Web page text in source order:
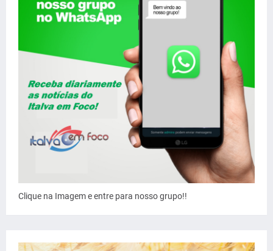
Clique na Imagem e entre para nosso grupo!!